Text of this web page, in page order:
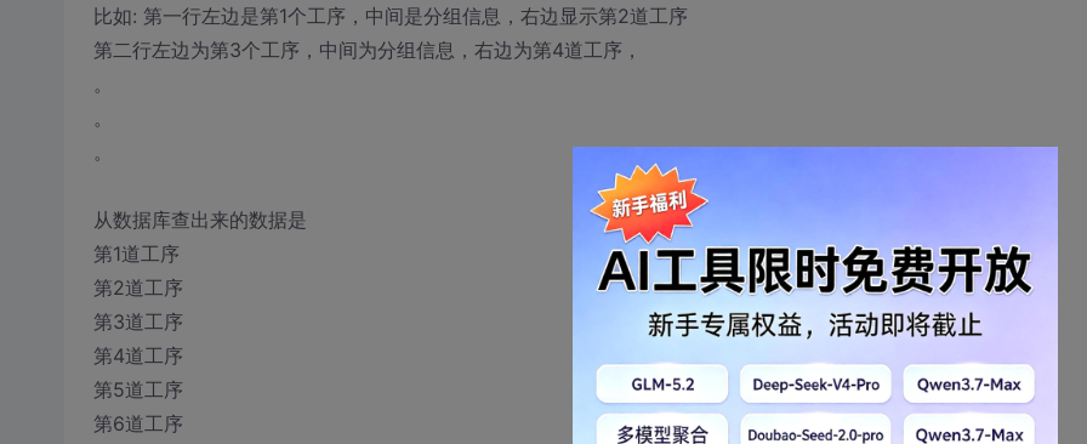
比如: 第一行左边是第1个工序，中间是分组信息，右边显示第2道工序
第二行左边为第3个工序，中间为分组信息，右边为第4道工序，
。
。
。
从数据库查出来的数据是
第1道工序
第2道工序
第3道工序
第4道工序
第5道工序
第6道工序